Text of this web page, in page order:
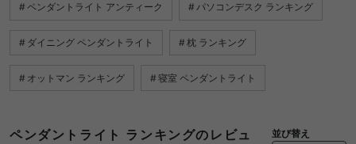
ペンダントライト アンティーク パソコンデスク ランキング
ダイニング ペンダントライト 枕 ランキング
オットマン ランキング 寝室 ペンダントライト
ペンダントライト ランキングのレビュ
並び替え